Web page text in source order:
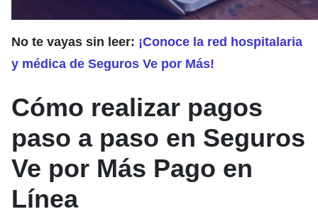
No te vayas sin leer: ¡Conoce la red hospitalaria
y médica de Seguros Ve por Más!
Cómo realizar pagos
paso a paso en Seguros
Ve por Más Pago en
Línea